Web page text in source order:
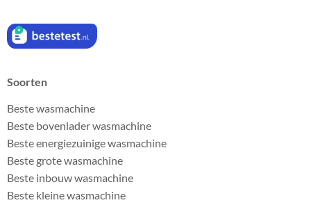
Soorten
Beste wasmachine
Beste bovenlader wasmachine
Beste energiezuinige wasmachine
Beste grote wasmachine
Beste inbouw wasmachine
Beste kleine wasmachine